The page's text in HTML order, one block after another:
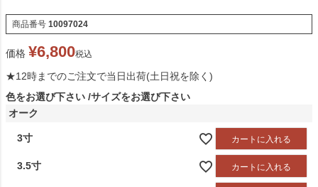
商品番号 10097024
価格 ¥6,800税込
★12時までのご注文で当日出荷(土日祝を除く)
色をお選び下さい サイズをお選び下さい
オーク
3寸 カートに入れる
3.5寸 カートに入れる